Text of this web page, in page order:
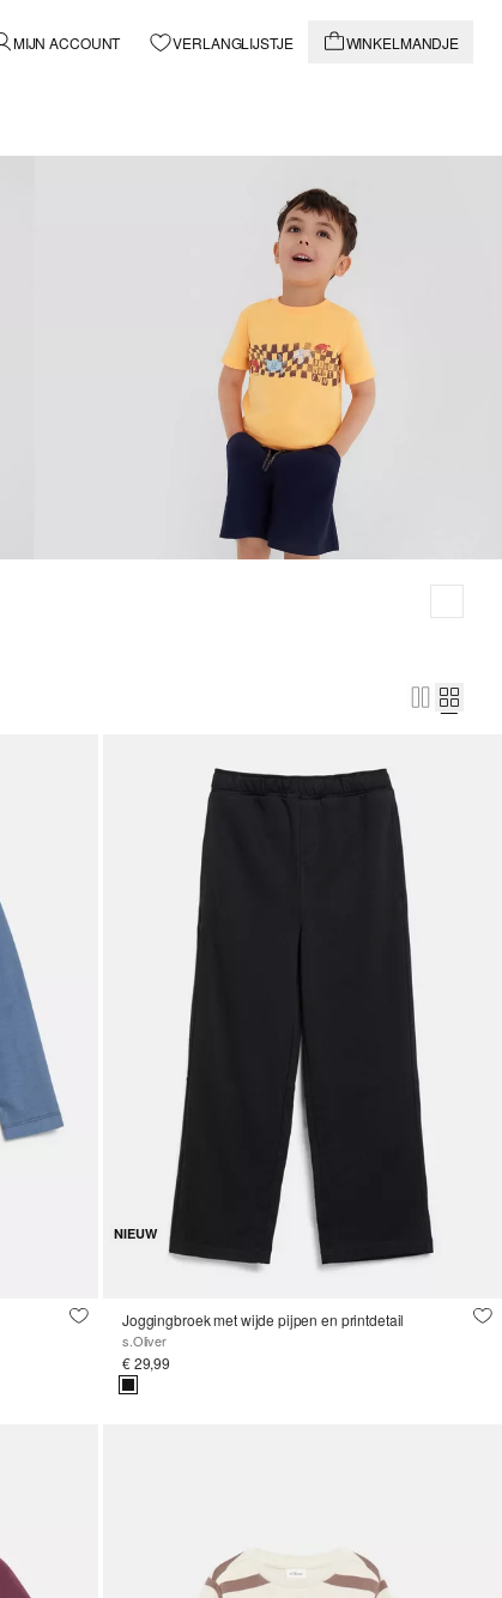
MIJN ACCOUNT VERLANGLIJSTJE WINKELMANDJE
NIEUW
Joggingbroek met wijde pijpen en printdetail
s.Oliver
€ 29,99